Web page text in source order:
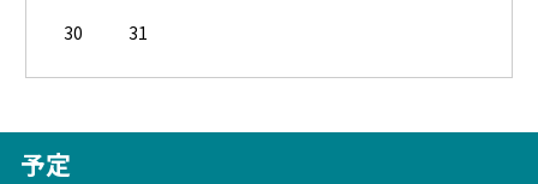
30
31
予定